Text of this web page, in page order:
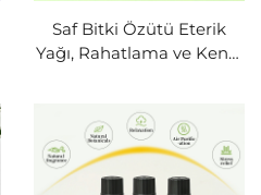
Saf Bitki Özütü Eterik
Yağı, Rahatlama ve Kendi